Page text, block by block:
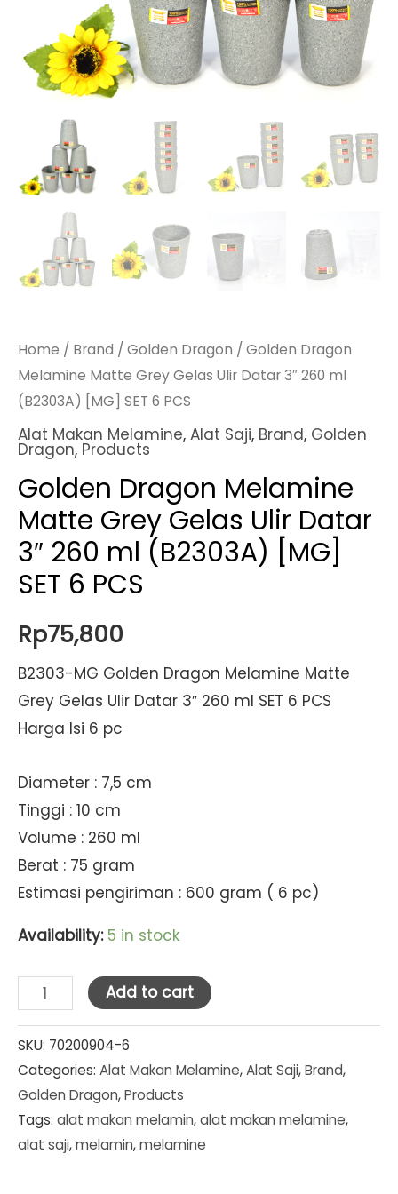
Home / Brand / Golden Dragon / Golden Dragon
Melamine Matte Grey Gelas Ulir Datar 3″ 260 ml
(B2303A) [MG] SET 6 PCS
Alat Makan Melamine, Alat Saji, Brand, Golden
Dragon, Products
Golden Dragon Melamine
Matte Grey Gelas Ulir Datar
3″ 260 ml (B2303A) [MG]
SET 6 PCS
Rp75,800
B2303-MG Golden Dragon Melamine Matte
Grey Gelas Ulir Datar 3″ 260 ml SET 6 PCS
Harga Isi 6 pc
Diameter : 7,5 cm
Tinggi : 10 cm
Volume : 260 ml
Berat : 75 gram
Estimasi pengiriman : 600 gram ( 6 pc)
Availability: 5 in stock
Golden
Dragon
Melamine
Matte
Grey
Gelas
Ulir
Add to cart
SKU: 70200904-6
Categories: Alat Makan Melamine,Alat Saji,Brand,
Golden Dragon,Products
Tags: alat makan melamin,alat makan melamine,
alat saji,melamin,melamine